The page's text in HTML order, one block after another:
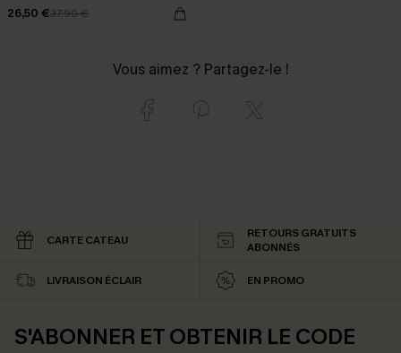
26,50 €37,90 €
Vous aimez ? Partagez-le !
CARTE CATEAU
RETOURS GRATUITS
ABONNÉS
LIVRAISON ÉCLAIR EN PROMO
S'ABONNER ET OBTENIR LE CODE